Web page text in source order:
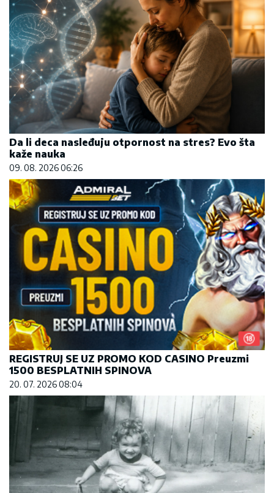
Da li deca nasleđuju otpornost na stres? Evo šta
kaže nauka
09. 08. 2026 06:26
REGISTRUJ SE UZ PROMO KOD CASINO Preuzmi
1500 BESPLATNIH SPINOVA
20. 07. 2026 08:04